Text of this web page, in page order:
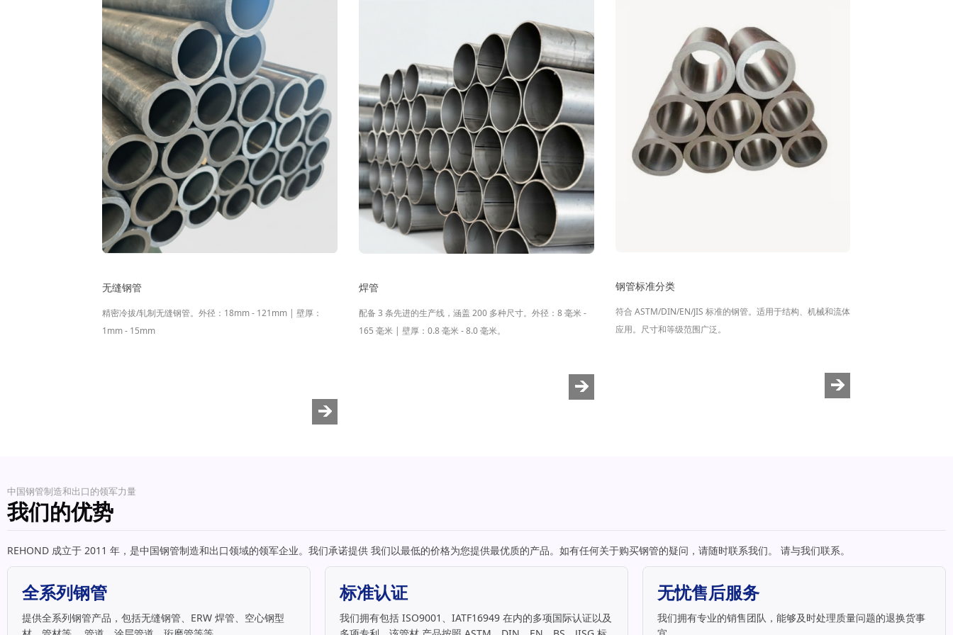
无缝钢管
精密冷拔/轧制无缝钢管。外径：18mm - 121mm | 壁厚：
1mm - 15mm
焊管
配备 3 条先进的生产线，涵盖 200 多种尺寸。外径：8 毫米 -
165 毫米 | 壁厚：0.8 毫米 - 8.0 毫米。
钢管标准分类
符合 ASTM/DIN/EN/JIS 标准的钢管。适用于结构、机械和流体
应用。尺寸和等级范围广泛。
中国钢管制造和出口的领军力量
我们的优势
REHOND 成立于 2011 年，是中国钢管制造和出口领域的领军企业。我们承诺提供 我们以最低的价格为您提供最优质的产品。如有任何关于购买钢管的疑问，请随时联系我们。 请与我们联系。
全系列钢管
提供全系列钢管产品，包括无缝钢管、ERW 焊管、空心钢型
标准认证
我们拥有包括 ISO9001、IATF16949 在内的多项国际认证以及
无忧售后服务
我们拥有专业的销售团队，能够及时处理质量问题的退换货事